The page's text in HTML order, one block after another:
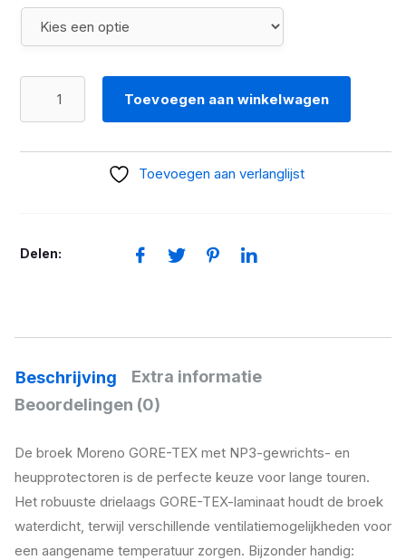
Toevoegen aan winkelwagen
Toevoegen aan verlanglijst
Delen:
Beschrijving
Extra informatie
Beoordelingen (0)
De broek Moreno GORE-TEX met NP3-gewrichts- en
heupprotectoren is de perfecte keuze voor lange touren.
Het robuuste drielaags GORE-TEX-laminaat houdt de broek
waterdicht, terwijl verschillende ventilatiemogelijkheden voor
een aangename temperatuur zorgen. Bijzonder handig: